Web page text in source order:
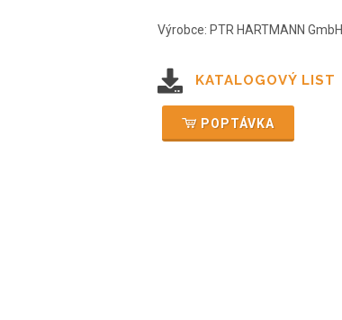
Výrobce: PTR HARTMANN GmbH
KATALOGOVÝ LIST
POPTÁVKA